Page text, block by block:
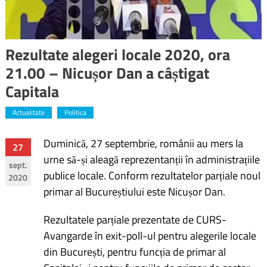
Rezultate alegeri locale 2020, ora
21.00 – Nicușor Dan a câștigat
Capitala
Actualitate Politica
27
sept.
2020
Duminică, 27 septembrie, românii au mers la
urne să-și aleagă reprezentanții în administrațiile
publice locale. Conform rezultatelor parțiale noul
primar al Bucureștiului este Nicușor Dan.
Rezultatele parțiale prezentate de CURS-
Avangarde în exit-poll-ul pentru alegerile locale
din București, pentru funcția de primar al
Navigare
în
articole